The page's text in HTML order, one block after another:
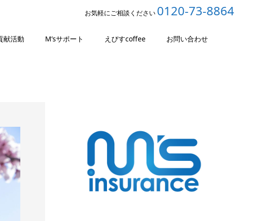
お気軽にご相談ください 0120-73-8864
献活動 M’sサポート えびすcoffee お問い合わせ